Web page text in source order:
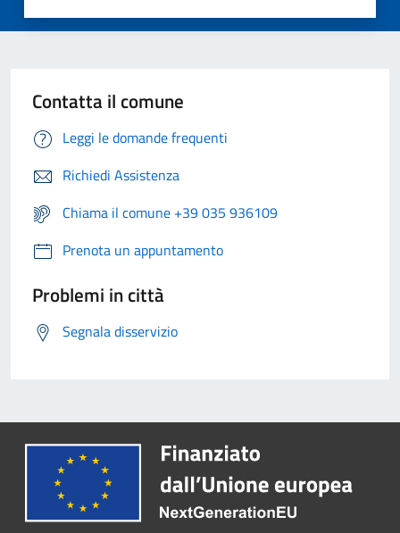
Contatta il comune
Leggi le domande frequenti
Richiedi Assistenza
Chiama il comune +39 035 936109
Prenota un appuntamento
Problemi in città
Segnala disservizio